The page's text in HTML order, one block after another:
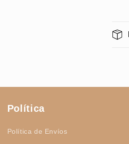
Política
Política de Envíos